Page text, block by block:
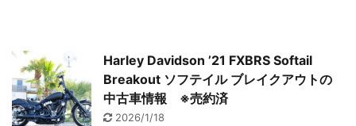
Harley Davidson ’21 FXBRS Softail
Breakout ソフテイル ブレイクアウトの
中古車情報 ※売約済
2026/1/18